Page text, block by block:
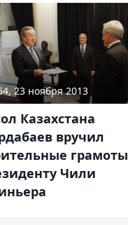
23 ноября 2013
Казахстана
вручил
грамоты
Чили